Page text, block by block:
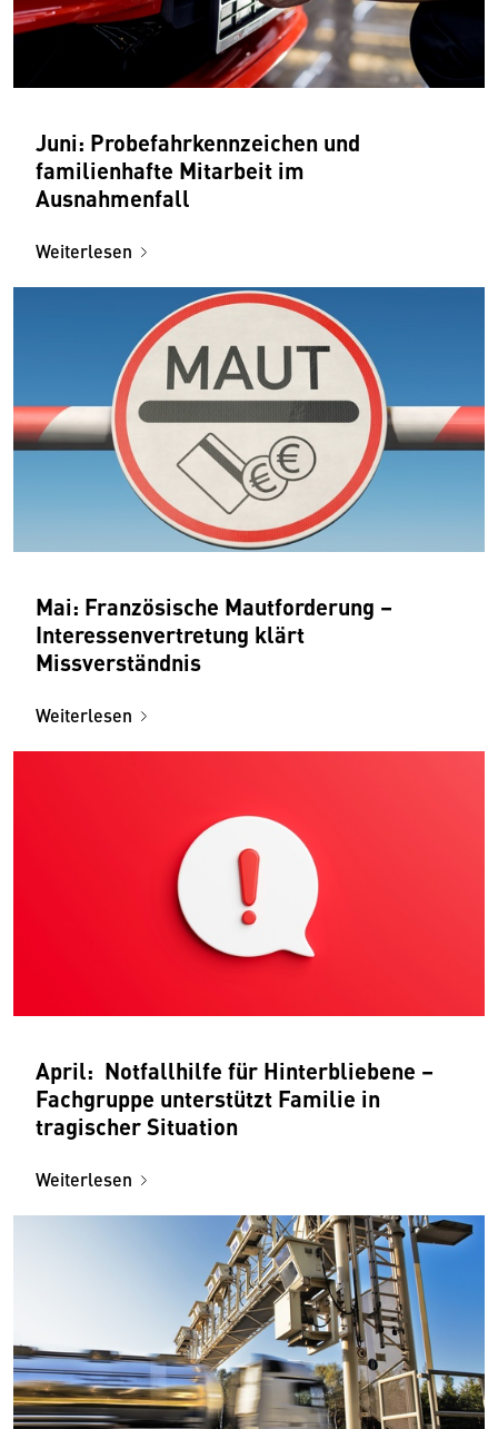
Juni: Probefahrkennzeichen und
familienhafte Mitarbeit im
Ausnahmenfall
Weiterlesen
Mai: Französische Mautforderung –
Interessenvertretung klärt
Missverständnis
Weiterlesen
April: Notfallhilfe für Hinterbliebene –
Fachgruppe unterstützt Familie in
tragischer Situation
Weiterlesen